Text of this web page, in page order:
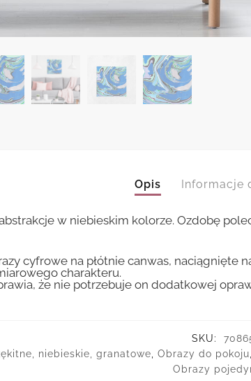
Opis Informacje
w niebieskim kolorze. Ozdobę
cyfrowe na płótnie canwas,
charakteru.
że nie potrzebuje on dodatkowej
SKU:
niebieskie, granatowe, Obrazy do pokoju,
Obrazy